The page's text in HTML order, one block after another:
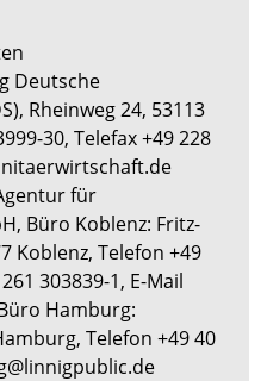
Deutsche
Rheinweg 24, 53113
30, Telefax +49 228
für
Büro Koblenz: Fritz-
Koblenz, Telefon +49
303839-1, E-Mail
Hamburg:
Telefon +49 40